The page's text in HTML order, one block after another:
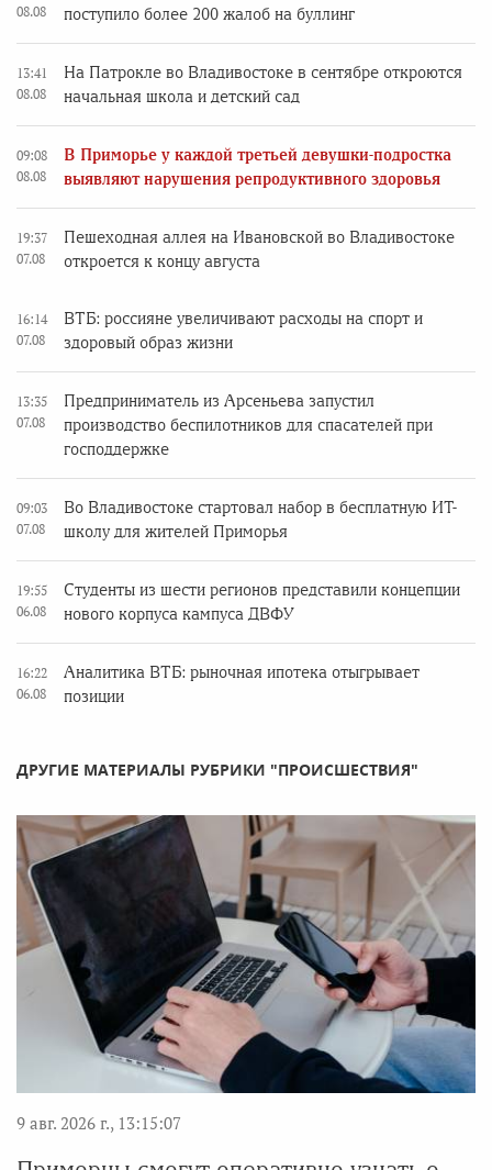
08.08
поступило более 200 жалоб на буллинг
13:41
08.08
На Патрокле во Владивостоке в сентябре откроются
начальная школа и детский сад
09:08
08.08
В Приморье у каждой третьей девушки-подростка
выявляют нарушения репродуктивного здоровья
19:37
07.08
Пешеходная аллея на Ивановской во Владивостоке
откроется к концу августа
16:14
07.08
ВТБ: россияне увеличивают расходы на спорт и
здоровый образ жизни
13:35
07.08
Предприниматель из Арсеньева запустил
производство беспилотников для спасателей при
господдержке
09:03
07.08
Во Владивостоке стартовал набор в бесплатную ИТ-
школу для жителей Приморья
19:55
06.08
Студенты из шести регионов представили концепции
нового корпуса кампуса ДВФУ
16:22
06.08
Аналитика ВТБ: рыночная ипотека отыгрывает
позиции
ДРУГИЕ МАТЕРИАЛЫ РУБРИКИ "ПРОИСШЕСТВИЯ"
9 авг. 2026 г., 13:15:07